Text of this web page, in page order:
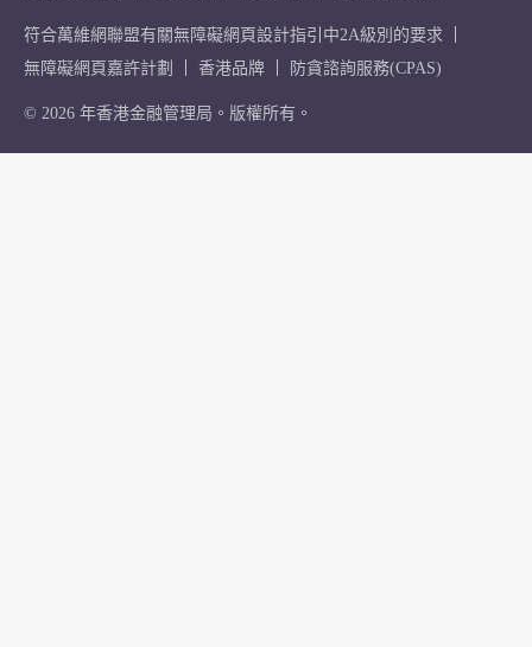
符合萬維網聯盟有關無障礙網頁設計指引中2A級別的要求
無障礙網頁嘉許計劃
香港品牌 防貪諮詢服務(CPAS)
© 2026 年香港金融管理局。版權所有。